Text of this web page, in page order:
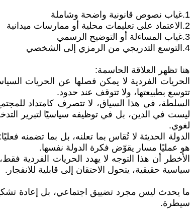
1.غياب نصوص قانونية واضحة وشاملة
2.الاعتماد على تعليمات محلية أو ممارسات ميدانية
3.غياب المساءلة أو التوضيح الرسمي
4.التوسع التدريجي من الرمزي إلى الشخصي
هنا تظهر العلاقة الحاسمة:
الحريات الفردية لا يمكن فصلها عن الحريات
تتوسع بطبيعتها، ولا تتوقف عند حدود.
السلطة، في هذا السياق، لا تتصرف كامتداد
ليست في الدين، بل في توظيفه سياسيًا لتبرير
لغوي.
الدولة الحديثة لا تُقاس بما تعلنه، بل بما تضمنه
هو عمليًا مسار يقوّض فكرة الدولة نفسها.
الأخطر أن هذا التوجه لا يهدد الحريات الفردية
سياسية حقيقية، يتحول الاحتقان إلى قابلية للانفجار.
ما يحدث ليس مجرد تضييق اجتماعي، بل إعادة
سيطرة.